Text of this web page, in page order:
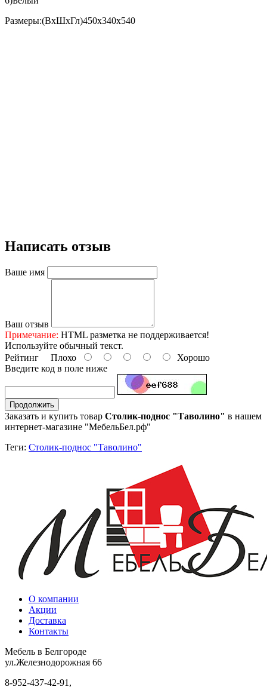
Размеры:(ВхШхГл)450x340x540
Написать отзыв
Ваше имя
Ваш отзыв
Примечание: HTML разметка не поддерживается!
Используйте обычный текст.
Рейтинг Плохо
Хорошо
Введите код в поле ниже
Продолжить
Заказать и купить товар Столик-поднос "Таволино" в нашем
интернет-магазине "МебельБел.рф"
Теги: Столик-поднос "Таволино"
О компании
Акции
Доставка
Контакты
Мебель в Белгороде
ул.Железнодорожная 66
8-952-437-42-91,